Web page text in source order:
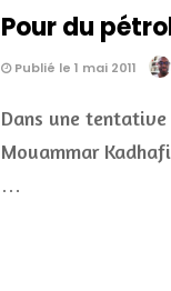
Pour du
Publié le 1 mai 2011
Dans une
Mouammar
…